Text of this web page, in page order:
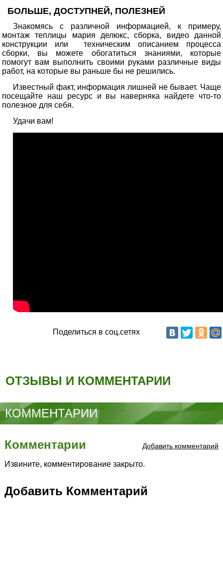
БОЛЬШЕ, ДОСТУПНЕЙ, ПОЛЕЗНЕЙ
Знакомясь с различной информацией, к примеру,
монтаж теплицы мария делюкс, сборка, видео данной
конструкции или техническим описанием процесса
сборки, вы можете обогатиться знаниями, которые
помогут вам выполнить своими руками различные виды
работ, на которые вы раньше бы не решились.
Известный факт, информация лишней не бывает. Чаще
посещайте наш ресурс и вы наверняка найдете что-то
полезное для себя.
Удачи вам!
Поделиться в соц.сетях
ОТЗЫВЫ И КОММЕНТАРИИ
КОММЕНТАРИИ
Комментарии Добавить комментарий
Извините, комментирование закрыто.
Добавить Комментарий